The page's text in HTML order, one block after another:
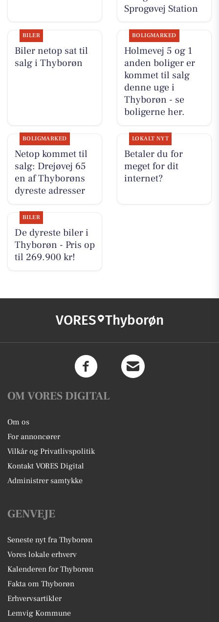
Sprogøvej Station
BILER
Biler netop sat til
salg i Thyborøn
BOLIGMARKED
Holmevej 5 og 1
anden boliger er
kommet til salg
denne uge i
Thyborøn - se
boligerne her.
BOLIGMARKED
Netop kommet til
salg: Drejøvej 65
en af Thyborøns
dyreste adresser
LOKALT NYT
Betaler du for
meget for dit
internet?
BILER
De dyreste biler i
Thyborøn - Pris op
til 269.900 kr!
VORES Thyborøn
OM VORES DIGITAL
Om os
For annoncører
Vilkår og Privatlivspolitik
Kontakt VORES Digital
Administrer samtykke
GENVEJE
Seneste nyt fra Thyborøn
Vores lokale erhverv
Kalenderen for Thyborøn
Fakta om Thyborøn
Erhvervsartikler
Lemvig Kommune